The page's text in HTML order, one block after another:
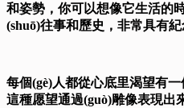
和姿勢，你可以想像它生活的
(shuō)往事和歷史，非常具有紀
每個(gè)人都從心底里渴望有一
這種愿望通過(guò)雕像表現出來